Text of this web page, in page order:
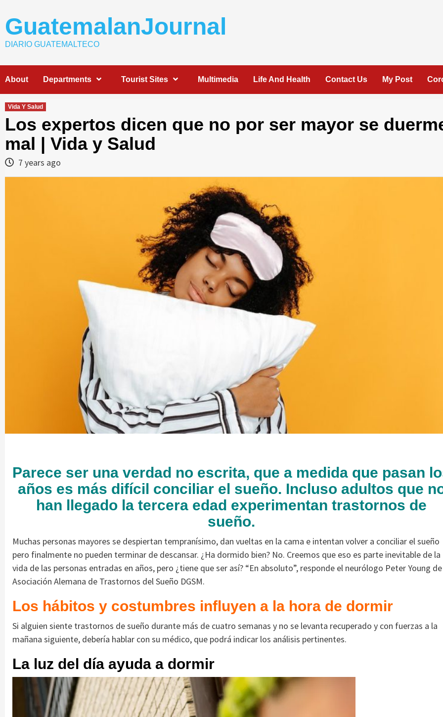
content
GuatemalanJournal
DIARIO GUATEMALTECO
About Departments Tourist Sites Multimedia Life And Health Contact Us My Post
Vida Y Salud
Los expertos dicen que no por ser mayor se
mal | Vida y Salud
7 years ago
Parece ser una verdad no escrita, que a medida que pasan
años es más difícil conciliar el sueño. Incluso adultos que
han llegado la tercera edad experimentan trastornos de
sueño.
Muchas personas mayores se despiertan tempranísimo, dan vueltas en la cama e intentan volver a conciliar el sueño
pero finalmente no pueden terminar de descansar. ¿Ha dormido bien? No. Creemos que eso es parte inevitable de la
vida de las personas entradas en años, pero ¿tiene que ser así? “En absoluto”, responde el neurólogo Peter Young
Asociación Alemana de Trastornos del Sueño DGSM.
Los hábitos y costumbres influyen a la hora de dormir
Si alguien siente trastornos de sueño durante más de cuatro semanas y no se levanta recuperado y con fuerzas a la
mañana siguiente, debería hablar con su médico, que podrá indicar los análisis pertinentes.
La luz del día ayuda a dormir